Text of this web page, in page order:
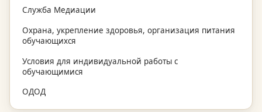
Служба Медиации
Охрана, укрепление здоровья, организация питания
обучающихся
Условия для индивидуальной работы с
обучающимися
ОДОД